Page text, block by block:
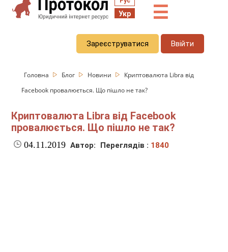
Укр ☰
Зареєструватися Ввійти
Головна Блог Новини
Криптовалюта Libra від
Facebook провалюється. Що пішло не так?
Криптовалюта Libra від Facebook
провалюється. Що пішло не так?
04.11.2019 Автор: Переглядів : 1840